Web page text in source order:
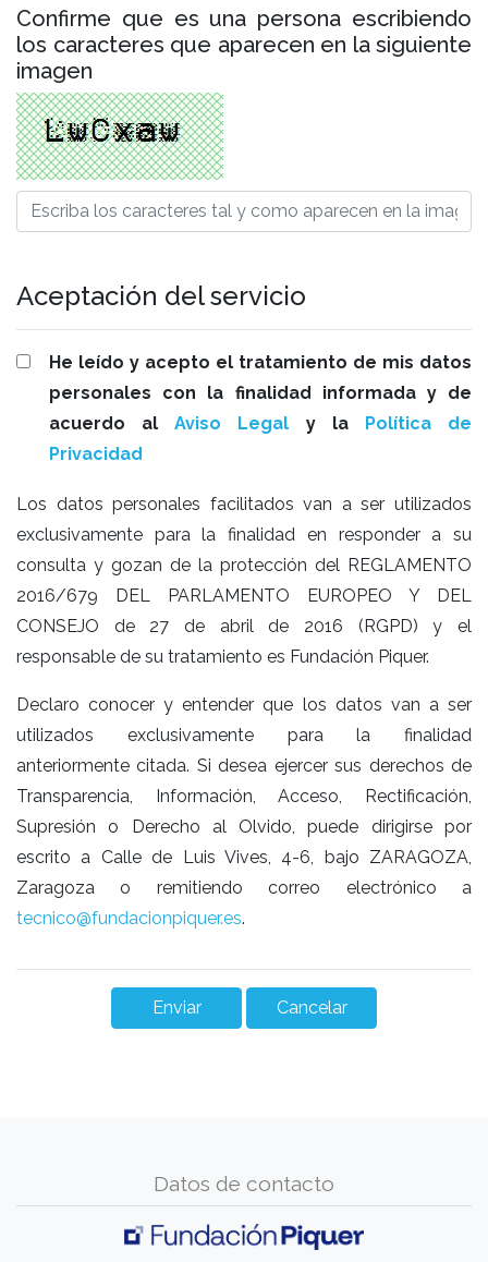
Confirme que es una persona escribiendo
los caracteres que aparecen en la siguiente
imagen
Aceptación del servicio
He leído y acepto el tratamiento de mis datos
personales con la finalidad informada y de
acuerdo alAviso Legal y la Política de
Privacidad
Los datos personales facilitados van a ser utilizados
exclusivamente para la finalidad en responder a su
consulta y gozan de la protección del REGLAMENTO
2016/679 DEL PARLAMENTO EUROPEO Y DEL
CONSEJO de 27 de abril de 2016 (RGPD) y el
responsable de su tratamiento es Fundación Piquer.
Declaro conocer y entender que los datos van a ser
utilizados exclusivamente para la finalidad
anteriormente citada. Si desea ejercer sus derechos de
Transparencia, Información, Acceso, Rectificación,
Supresión o Derecho al Olvido, puede dirigirse por
escrito a Calle de Luis Vives, 4-6, bajo ZARAGOZA,
Zaragoza o remitiendo correo electrónico a
tecnico@fundacionpiquer.es.
Datos de contacto